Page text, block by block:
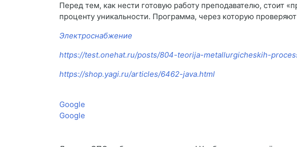
Перед тем, как нести готовую работу преподавателю, стоит
проценту уникальности. Программа, через которую
Электроснабжение
https://test.onehat.ru/posts/804-teorija-metallurgicheskih-
https://shop.yagi.ru/articles/6462-java.html
Google
Google